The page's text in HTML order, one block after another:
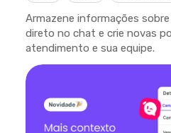
Armazene informações
direto no chat e crie novas
atendimento e sua equipe.